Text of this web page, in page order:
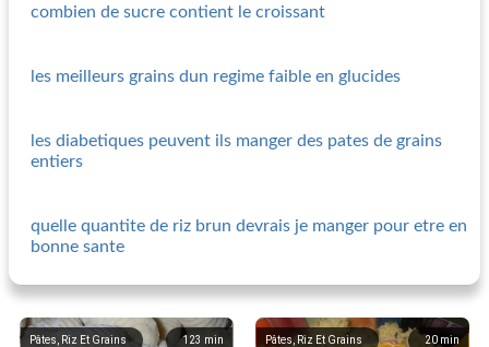
combien de sucre contient le croissant
les meilleurs grains dun regime faible en glucides
les diabetiques peuvent ils manger des pates de grains
entiers
quelle quantite de riz brun devrais je manger pour etre en
bonne sante
123 min
Pâtes, Riz Et Grains 20 min
Pâtes, Riz Et Grains